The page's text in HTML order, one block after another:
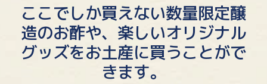
Instagram
利用規約
個人情報保護方針
ここでしか買えない数量限定醸
造のお酢や、 楽しいオリジナル
グッズをお土産に買うことがで
きます。